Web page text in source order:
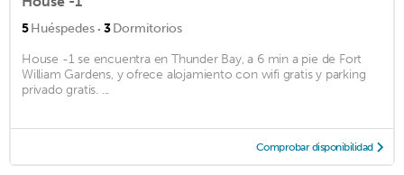
5Huéspedes · 3Dormitorios
House -1 se encuentra en Thunder Bay, a 6 min a pie de Fort
William Gardens, y ofrece alojamiento con wifi gratis y parking
privado gratis. ...
Comprobar disponibilidad